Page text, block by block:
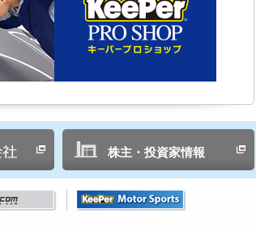
株主・投資家情報